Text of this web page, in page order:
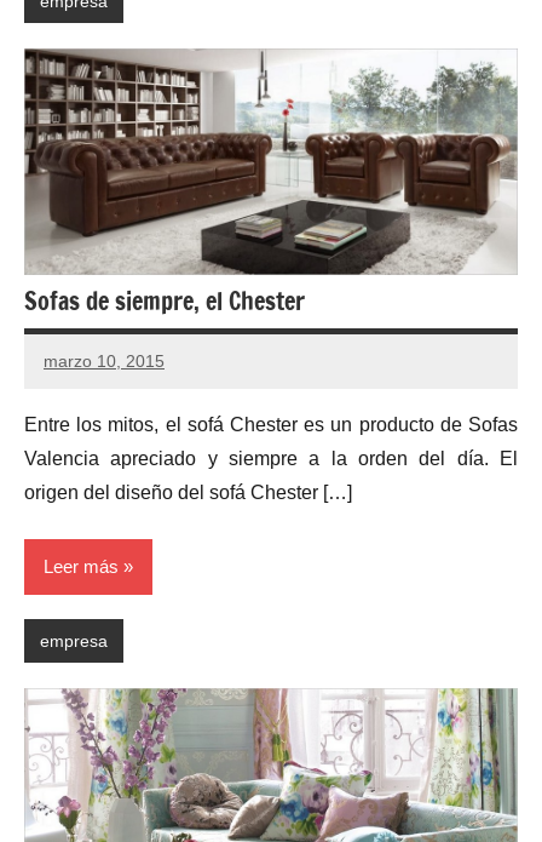
Sofas de siempre, el Chester
marzo 10, 2015
No
comentarios
Entre los mitos, el sofá Chester es un producto de Sofas
Valencia apreciado y siempre a la orden del día. El
origen del diseño del sofá Chester […]
Leer más
empresa